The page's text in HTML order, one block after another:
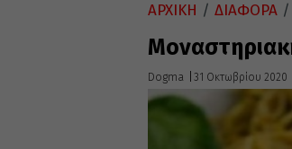
ΑΡΧΙΚΗ / ΔΙΑΦΟΡΑ /
Dogma 31 Οκτωβρίου 2020